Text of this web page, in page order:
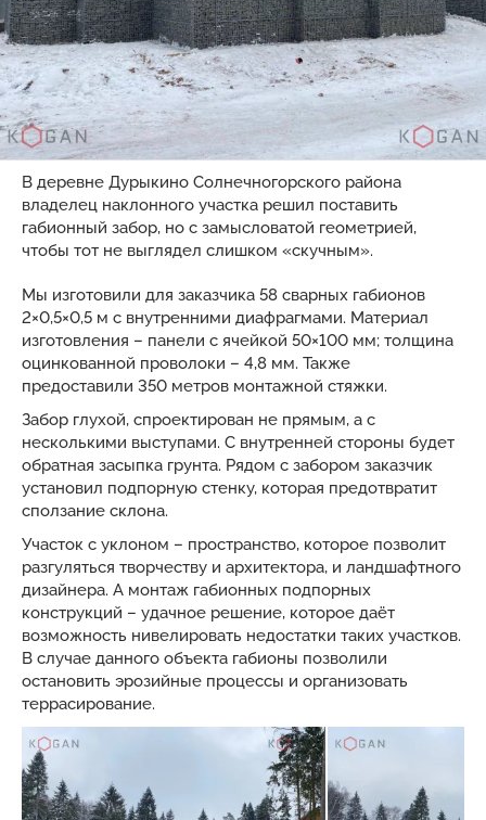
В деревне Дурыкино Солнечногорского района
владелец наклонного участка решил поставить
габионный забор, но с замысловатой геометрией,
чтобы тот не выглядел слишком «скучным».
Мы изготовили для заказчика 58 сварных габионов
2×0,5×0,5 м с внутренними диафрагмами. Материал
изготовления – панели с ячейкой 50×100 мм; толщина
оцинкованной проволоки – 4,8 мм. Также
предоставили 350 метров монтажной стяжки.
Забор глухой, спроектирован не прямым, а с
несколькими выступами. С внутренней стороны будет
обратная засыпка грунта. Рядом с забором заказчик
установил подпорную стенку, которая предотвратит
сползание склона.
Участок с уклоном – пространство, которое позволит
разгуляться творчеству и архитектора, и ландшафтного
дизайнера. А монтаж габионных подпорных
конструкций – удачное решение, которое даёт
возможность нивелировать недостатки таких участков.
В случае данного объекта габионы позволили
остановить эрозийные процессы и организовать
террасирование.